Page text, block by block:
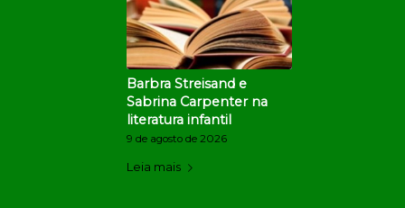
Barbra Streisand e
Sabrina Carpenter na
literatura infantil
9 de agosto de 2026
Leia mais